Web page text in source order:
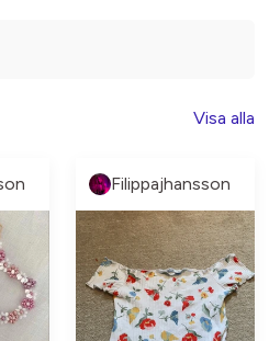
Visa alla
Filippajhansson